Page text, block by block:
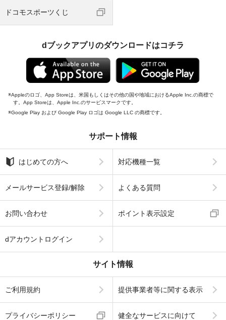
ドコモスポーツくじ
dブックアプリのダウンロードはコチラ
Appleのロゴ、App Storeは、米国もしくはその他の国や地域におけるApple Inc.の商標で
す。App Storeは、Apple Inc.のサービスマークです。
Google Play および Google Play ロゴは Google LLC の商標です。
サポート情報
はじめての方へ 対応機種一覧
メールサービス登録/解除 よくある質問
お問い合わせ ポイント表示設定
dアカウントログイン
サイト情報
ご利用規約 提供事業者等に関する表示
プライバシーポリシー 健全なサービスに向けて